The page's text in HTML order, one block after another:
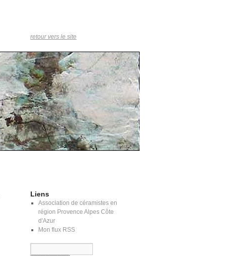
retour vers le site
Liens
Association de céramistes en
région Provence Alpes Côte
d'Azur
Mon flux RSS